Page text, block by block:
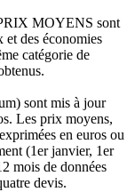
MOYENS sont
et des économies
catégorie de
sont mis à jour
Les prix moyens,
en euros ou
(1er janvier, 1er
mois de données
devis.